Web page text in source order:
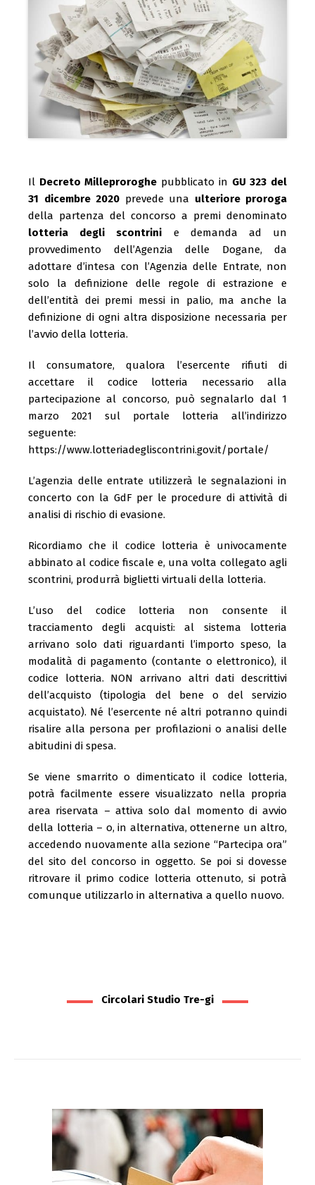
Il Decreto Milleproroghe pubblicato in GU 323 del
31 dicembre 2020 prevede una ulteriore proroga
della partenza del concorso a premi denominato
lotteria degli scontrini e demanda ad un
provvedimento dell’Agenzia delle Dogane, da
adottare d’intesa con l’Agenzia delle Entrate, non
solo la definizione delle regole di estrazione e
dell’entità dei premi messi in palio, ma anche la
definizione di ogni altra disposizione necessaria per
l’avvio della lotteria.
Il consumatore, qualora l’esercente rifiuti di
accettare il codice lotteria necessario alla
partecipazione al concorso, può segnalarlo dal 1
marzo 2021 sul portale lotteria all’indirizzo
seguente:
https://www.lotteriadegliscontrini.gov.it/portale/
L’agenzia delle entrate utilizzerà le segnalazioni in
concerto con la GdF per le procedure di attività di
analisi di rischio di evasione.
Ricordiamo che il codice lotteria è univocamente
abbinato al codice fiscale e, una volta collegato agli
scontrini, produrrà biglietti virtuali della lotteria.
L’uso del codice lotteria non consente il
tracciamento degli acquisti: al sistema lotteria
arrivano solo dati riguardanti l’importo speso, la
modalità di pagamento (contante o elettronico), il
codice lotteria. NON arrivano altri dati descrittivi
dell’acquisto (tipologia del bene o del servizio
acquistato). Né l’esercente né altri potranno quindi
risalire alla persona per profilazioni o analisi delle
abitudini di spesa.
Se viene smarrito o dimenticato il codice lotteria,
potrà facilmente essere visualizzato nella propria
area riservata – attiva solo dal momento di avvio
della lotteria – o, in alternativa, ottenerne un altro,
accedendo nuovamente alla sezione “Partecipa ora”
del sito del concorso in oggetto. Se poi si dovesse
ritrovare il primo codice lotteria ottenuto, si potrà
comunque utilizzarlo in alternativa a quello nuovo.
Circolari Studio Tre-gi